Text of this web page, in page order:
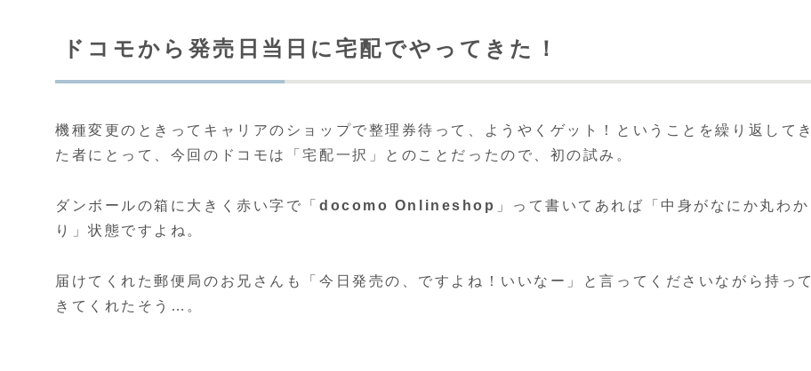
ドコモから発売日当日に宅配でやってきた！
機種変更のときってキャリアのショップで整理券待って、ようやくゲット！ということを繰り返してき
た者にとって、今回のドコモは「宅配一択」とのことだったので、初の試み。
ダンボールの箱に大きく赤い字で「 docomo Onlineshop 」って書いてあれば「中身がなにか丸わか
り」状態ですよね。
届けてくれた郵便局のお兄さんも「今日発売の、ですよね！いいなー」と言ってくださいながら持って
きてくれたそう…。